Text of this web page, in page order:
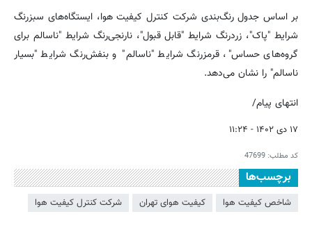
بر اساس جدول رنگ‌بندی شرکت کنترل کیفیت هوا، ایستگاه‌های سبزرنگ
شرایط "پاک"، زردرنگ شرایط "قابل قبول"، نارنجی‌رنگ شرایط "ناسالم برای
گروه‌های حساس"، قرمزرنگ شرایط "ناسالم" و بنفش‌رنگ شرایط "بسیار
ناسالم" را نشان می‌دهد.
انتهای پیام/
۱۷ دی ۱۴۰۲ - ۱۱:۲۴
کد مطلب: 47699
برچسب‌ها
شاخص کیفیت هوا کیفیت هوای تهران شرکت کنترل کیفیت هوا